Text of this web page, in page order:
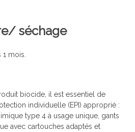
séchage
1 mois.
biocide, il est essentiel de
individuelle (EPI) approprié :
type 4 à usage unique, gants
avec cartouches adaptés et